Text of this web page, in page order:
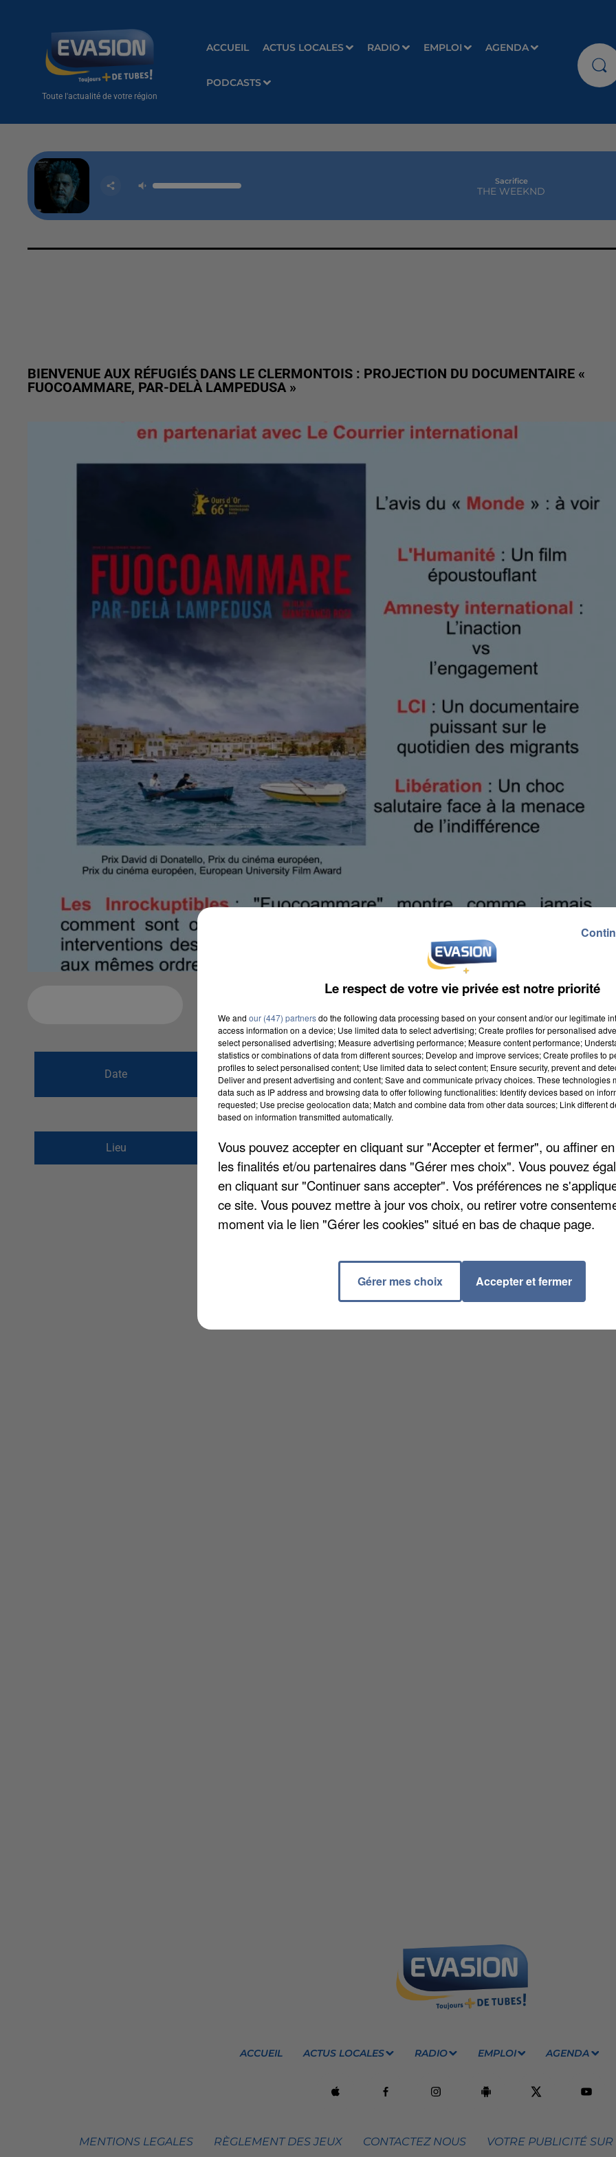
Toute l'actualité de votre région
ACCUEIL ACTUS LOCALES RADIO EMPLOI AGENDA
PODCASTS
Sacrifice
THE WEEKND
BIENVENUE AUX RÉFUGIÉS DANS LE CLERMONTOIS : PROJECTION DU DOCUMENTAIRE «
FUOCOAMMARE, PAR-DELÀ LAMPEDUSA »
Date
du10 décembre 2016 à 8h00
au10 décembre 2016 à 18h59
Lieu
Cinéma de Clermontois
60600
clermont de l&#039;oise
ACCUEIL ACTUS LOCALES RADIO EMPLOI AGENDA
MENTIONS LEGALES RÈGLEMENT DES JEUX CONTACTEZ NOUS VOTRE PUBLICITÉ
Le respect de votre vie privée est notre priorité
We and our (447) partnersdo the following data processing based on your consent and/or our legitimate
access information on a device; Use limited data to select advertising; Create profiles for personalised
select personalised advertising; Measure advertising performance; Measure content performance;
statistics or combinations of data from different sources; Develop and improve services; Create profiles to
profiles to select personalised content; Use limited data to select content; Ensure security, prevent and
Deliver and present advertising and content; Save and communicate privacy choices. These technologies
data such as IP address and browsing data to offer following functionalities: Identify devices based on
requested; Use precise geolocation data; Match and combine data from other data sources; Link different
based on information transmitted automatically.
Vous pouvez accepter en cliquant sur "Accepter et fermer", ou affiner
les finalités et/ou partenaires dans "Gérer mes choix". Vous pouvez
en cliquant sur "Continuer sans accepter". Vos préférences ne
ce site. Vous pouvez mettre à jour vos choix, ou retirer votre
moment via le lien "Gérer les cookies" situé en bas de chaque page.
Gérer mes choix Accepter et fermer